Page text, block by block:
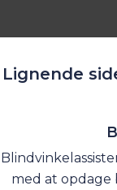
Lignende
med at opdage